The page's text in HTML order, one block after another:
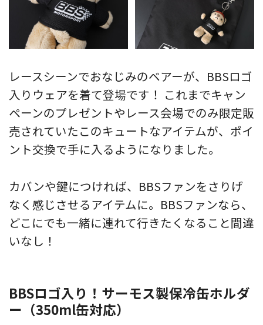
レースシーンでおなじみのベアーが、BBSロゴ
入りウェアを着て登場です！ これまでキャン
ペーンのプレゼントやレース会場でのみ限定販
売されていたこのキュートなアイテムが、ポイ
ント交換で手に入るようになりました。
カバンや鍵につければ、BBSファンをさりげ
なく感じさせるアイテムに。BBSファンなら、
どこにでも一緒に連れて行きたくなること間違
いなし！
BBSロゴ入り！サーモス製保冷缶ホルダ
ー（350ml缶対応）